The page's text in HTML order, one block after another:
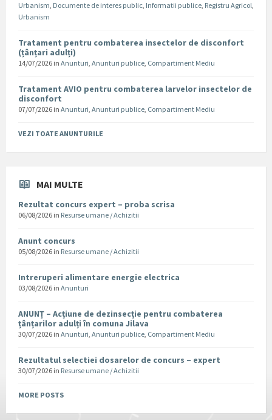
Urbanism, Documente de interes public, Informatii publice, Registru Agricol,
Urbanism
Tratament pentru combaterea insectelor de disconfort
(țânțari adulți)
14/07/2026 in Anunturi, Anunturi publice, Compartiment Mediu
Tratament AVIO pentru combaterea larvelor insectelor de
disconfort
07/07/2026 in Anunturi, Anunturi publice, Compartiment Mediu
VEZI TOATE ANUNTURILE
MAI MULTE
Rezultat concurs expert – proba scrisa
06/08/2026 in Resurse umane / Achizitii
Anunt concurs
05/08/2026 in Resurse umane / Achizitii
Intreruperi alimentare energie electrica
03/08/2026 in Anunturi
ANUNȚ – Acțiune de dezinsecție pentru combaterea
țânțarilor adulți în comuna Jilava
30/07/2026 in Anunturi, Anunturi publice, Compartiment Mediu
Rezultatul selectiei dosarelor de concurs – expert
30/07/2026 in Resurse umane / Achizitii
MORE POSTS